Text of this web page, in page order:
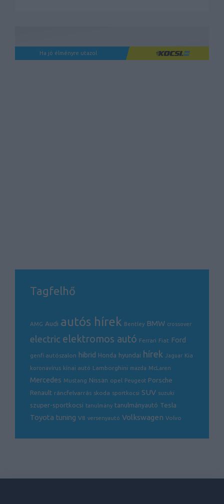
Ha jó élményre utazol
Tagfelhő
AMG Audi autós hírek Bentley BMW crossover
electric elektromos autó Ferrari Fiat Ford
genfi autószalon hibrid Honda hyundai hírek Jaguar Kia
koronavírus kínai autó Lamborghini mazda McLaren
Mercedes Mustang Nissan opel Peugeot Porsche
Renault ráncfelvarrás skoda sportkocsi SUV suzuki
szuper-sportkocsi tanulmány tanulmányautó Tesla
Toyota tuning V8 versenyautó Volkswagen Volvo